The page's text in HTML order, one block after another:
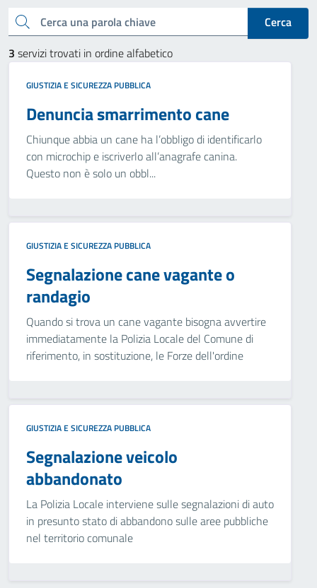
Cerca una parola chiave
Cerca
3 servizi trovati in ordine alfabetico
GIUSTIZIA E SICUREZZA PUBBLICA
Denuncia smarrimento cane
Chiunque abbia un cane ha l’obbligo di identificarlo
con microchip e iscriverlo all’anagrafe canina.
Questo non è solo un obbl...
GIUSTIZIA E SICUREZZA PUBBLICA
Segnalazione cane vagante o
randagio
Quando si trova un cane vagante bisogna avvertire
immediatamente la Polizia Locale del Comune di
riferimento, in sostituzione, le Forze dell'ordine
GIUSTIZIA E SICUREZZA PUBBLICA
Segnalazione veicolo
abbandonato
La Polizia Locale interviene sulle segnalazioni di auto
in presunto stato di abbandono sulle aree pubbliche
nel territorio comunale